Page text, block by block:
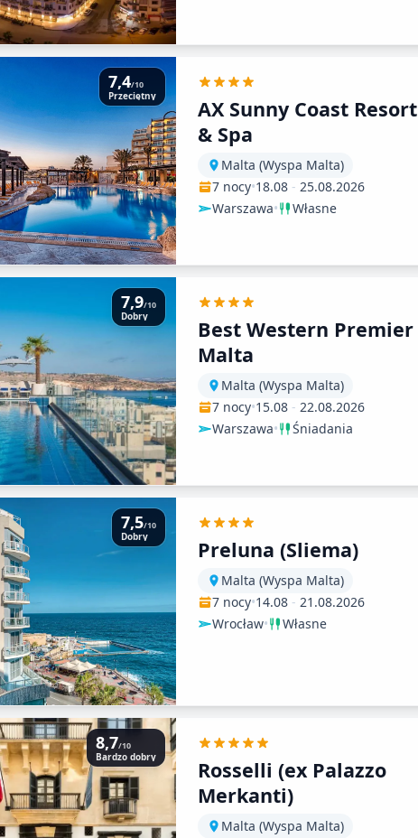
7,4/10
Przeciętny
AX Sunny Coast Resort
& Spa
Malta (Wyspa Malta)
7 nocy•18.08 - 25.08.2026
Warszawa• Własne
7,9/10
Dobry
Best Western Premier
Malta
Malta (Wyspa Malta)
7 nocy•15.08 - 22.08.2026
Warszawa• Śniadania
7,5/10
Dobry Preluna (Sliema)
Malta (Wyspa Malta)
7 nocy•14.08 - 21.08.2026
Wrocław• Własne
8,7/10
Bardzo dobry
Rosselli (ex Palazzo
Merkanti)
Malta (Wyspa Malta)